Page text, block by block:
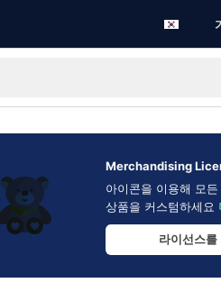
Merchandising
아이콘을 이용해 모
상품을 커스텀하세요
라이선스를